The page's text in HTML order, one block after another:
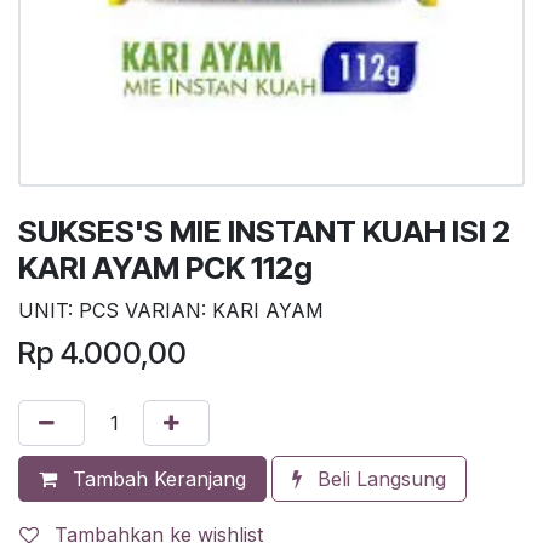
SUKSES'S MIE INSTANT KUAH ISI 2
KARI AYAM PCK 112g
UNIT: PCS VARIAN: KARI AYAM
Rp 4.000,00
Tambah Keranjang Beli Langsung
Tambahkan ke wishlist